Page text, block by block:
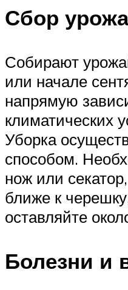
Сбор
Собирают
или начале
напрямую
климатических
Уборка
способом.
нож или
ближе к
оставляйте
Болезни и